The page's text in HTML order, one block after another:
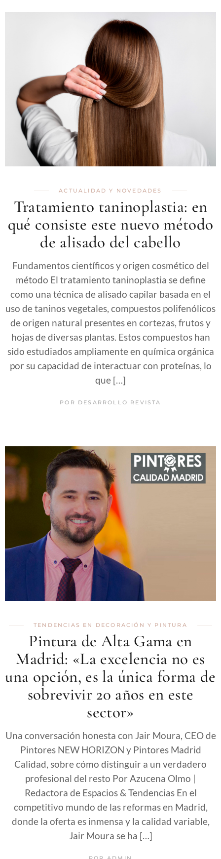
ACTUALIDAD Y NOVEDADES
Tratamiento taninoplastia: en
qué consiste este nuevo método
de alisado del cabello
Fundamentos científicos y origen cosmético del
método El tratamiento taninoplastia se define
como una técnica de alisado capilar basada en el
uso de taninos vegetales, compuestos polifenólicos
de origen natural presentes en cortezas, frutos y
hojas de diversas plantas. Estos compuestos han
sido estudiados ampliamente en química orgánica
por su capacidad de interactuar con proteínas, lo
que […]
POR DESARROLLO REVISTA
TENDENCIAS EN DECORACIÓN Y PINTURA
Pintura de Alta Gama en
Madrid: «La excelencia no es
una opción, es la única forma de
sobrevivir 20 años en este
sector»
Una conversación honesta con Jair Moura, CEO de
Pintores NEW HORIZON y Pintores Madrid
Calidad, sobre cómo distinguir a un verdadero
profesional del resto Por Azucena Olmo |
Redactora de Espacios & Tendencias En el
competitivo mundo de las reformas en Madrid,
donde la oferta es inmensa y la calidad variable,
Jair Moura se ha […]